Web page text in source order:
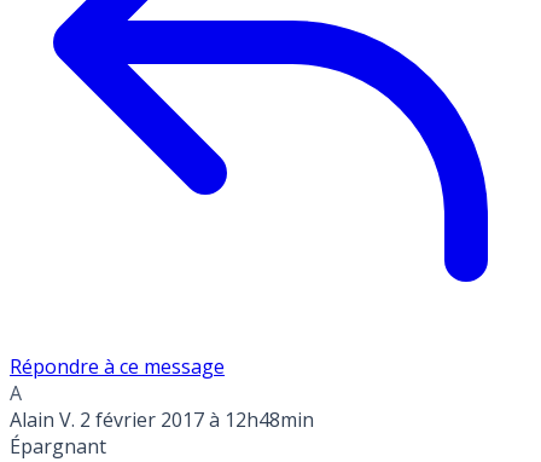
Répondre à ce message
A
Alain V. 2 février 2017 à 12h48min
Épargnant